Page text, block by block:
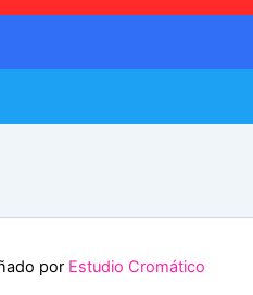
por Estudio Cromático